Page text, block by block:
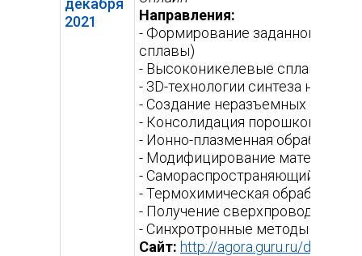
декабря
2021
Направления:
- Формирование заданного
сплавы)
- Высоконикелевые сплавы,
- 3D-технологии синтеза новых
- Создание неразъемных
- Консолидация порошков
- Ионно-плазменная обработка
- Модифицирование
- Самораспространяющийся
- Термохимическая обработка
- Получение сверхпроводников
- Cинхротронные методы
Сайт: http://agora.guru.ru/